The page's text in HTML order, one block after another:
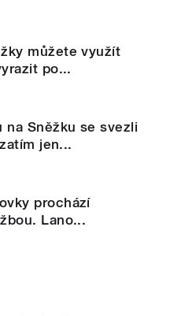
můžete využít
po...
na Sněžku se svezli
jen...
prochází
Lano...